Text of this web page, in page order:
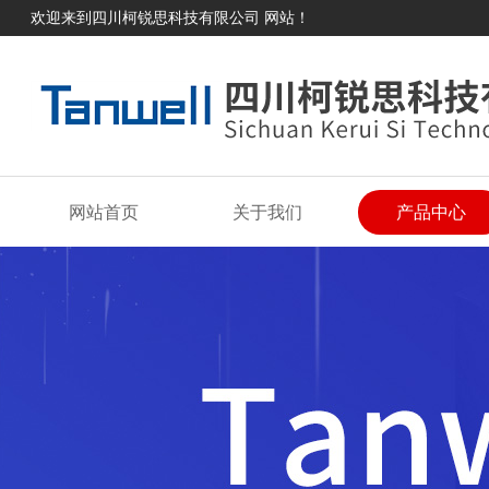
欢迎来到四川柯锐思科技有限公司 网站！
网站首页 关于我们 产品中心